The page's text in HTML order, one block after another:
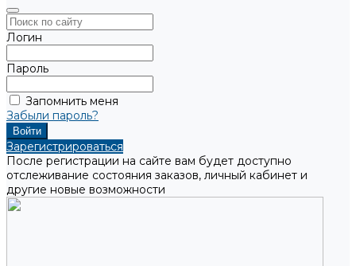
Логин
Пароль
Запомнить меня
Забыли пароль?
Зарегистрироваться
После регистрации на сайте вам будет доступно
отслеживание состояния заказов, личный кабинет и
другие новые возможности